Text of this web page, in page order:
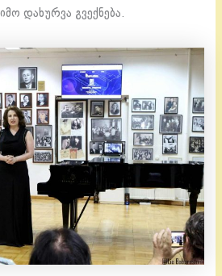
დახურვა გვექნება.